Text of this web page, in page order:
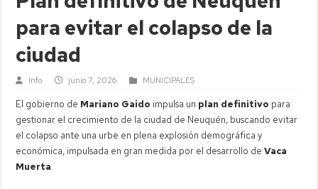
para evitar el colapso de la
ciudad
Info junio 7, 2026 MUNICIPALES
El gobierno de Mariano Gaido impulsa un plan definitivo para
gestionar el crecimiento de la ciudad de Neuquén, buscando evitar
el colapso ante una urbe en plena explosión demográfica y
económica, impulsada en gran medida por el desarrollo deVaca
Muerta.